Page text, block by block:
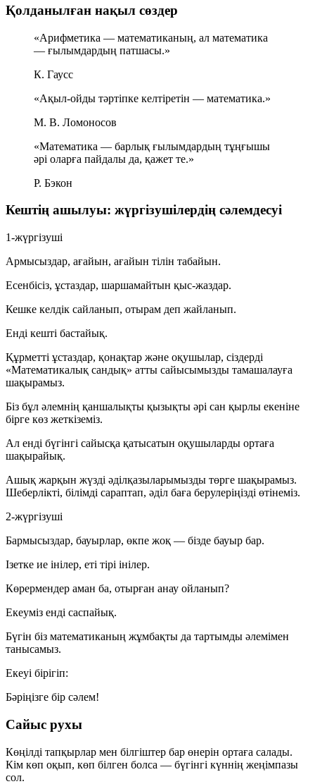
Қолданылған нақыл сөздер
«Арифметика — математиканың, ал математика
— ғылымдардың патшасы.»
К. Гаусс
«Ақыл-ойды тәртіпке келтіретін — математика.»
М. В. Ломоносов
«Математика — барлық ғылымдардың тұңғышы
әрі оларға пайдалы да, қажет те.»
Р. Бэкон
Кештің ашылуы: жүргізушілердің сәлемдесуі
1-жүргізуші
Армысыздар, ағайын, ағайын тілін табайын.
Есенбісіз, ұстаздар, шаршамайтын қыс-жаздар.
Кешке келдік сайланып, отырам деп жайланып.
Енді кешті бастайық.
Құрметті ұстаздар, қонақтар және оқушылар, сіздерді
«Математикалық сандық» атты сайысымызды тамашалауға
шақырамыз.
Біз бұл әлемнің қаншалықты қызықты әрі сан қырлы екеніне
бірге көз жеткіземіз.
Ал енді бүгінгі сайысқа қатысатын оқушыларды ортаға
шақырайық.
Ашық жарқын жүзді әділқазыларымызды төрге шақырамыз.
Шеберлікті, білімді сараптап, әділ баға берулеріңізді өтінеміз.
2-жүргізуші
Бармысыздар, бауырлар, өкпе жоқ — бізде бауыр бар.
Ізетке ие інілер, еті тірі інілер.
Көрермендер аман ба, отырған анау ойланып?
Екеуміз енді саспайық.
Бүгін біз математиканың жұмбақты да тартымды әлемімен
танысамыз.
Екеуі бірігіп:
Бәріңізге бір сәлем!
Сайыс рухы
Көңілді тапқырлар мен білгіштер бар өнерін ортаға салады.
Кім көп оқып, көп білген болса — бүгінгі күннің жеңімпазы
сол.